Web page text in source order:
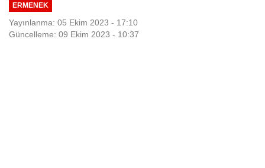
ERMENEK
Yayınlanma: 05 Ekim 2023 - 17:10
Güncelleme: 09 Ekim 2023 - 10:37